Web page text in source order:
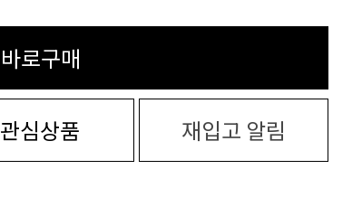
바로구매
관심상품 재입고 알림